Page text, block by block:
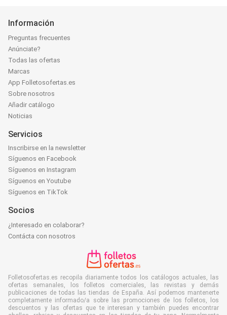
Información
Preguntas frecuentes
Anúnciate?
Todas las ofertas
Marcas
App Folletosofertas.es
Sobre nosotros
Añadir catálogo
Noticias
Servicios
Inscribirse en la newsletter
Síguenos en Facebook
Síguenos en Instagram
Síguenos en Youtube
Síguenos en TikTok
Socios
¿Interesado en colaborar?
Contácta con nosotros
Folletosofertas.es recopila diariamente todos los catálogos actuales, las
ofertas semanales, los folletos comerciales, las revistas y demás
publicaciones de todas las tiendas de España. Así podemos mantenerte
completamente informado/a sobre las promociones de los folletos, los
descuentos y las ofertas que te interesan y también puedes encontrar